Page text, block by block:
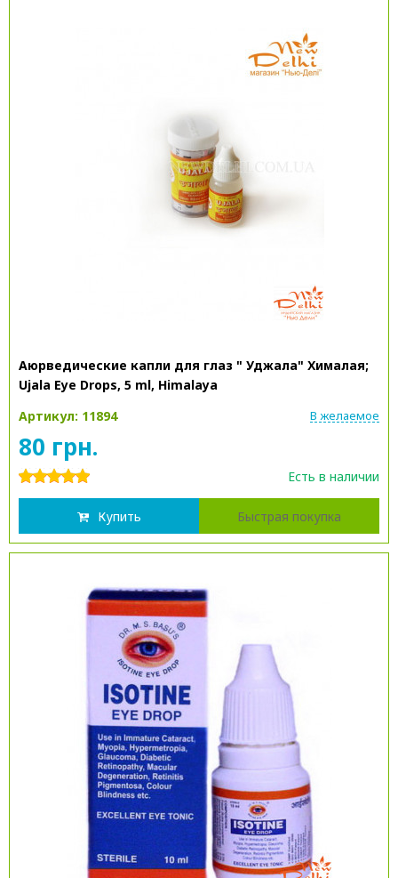
Аюрведические капли для глаз " Уджала" Хималая;
Ujala Eye Drops, 5 ml, Himalaya
Артикул: 11894
В желаемое
80 грн.
Есть в наличии
Купить Быстрая покупка